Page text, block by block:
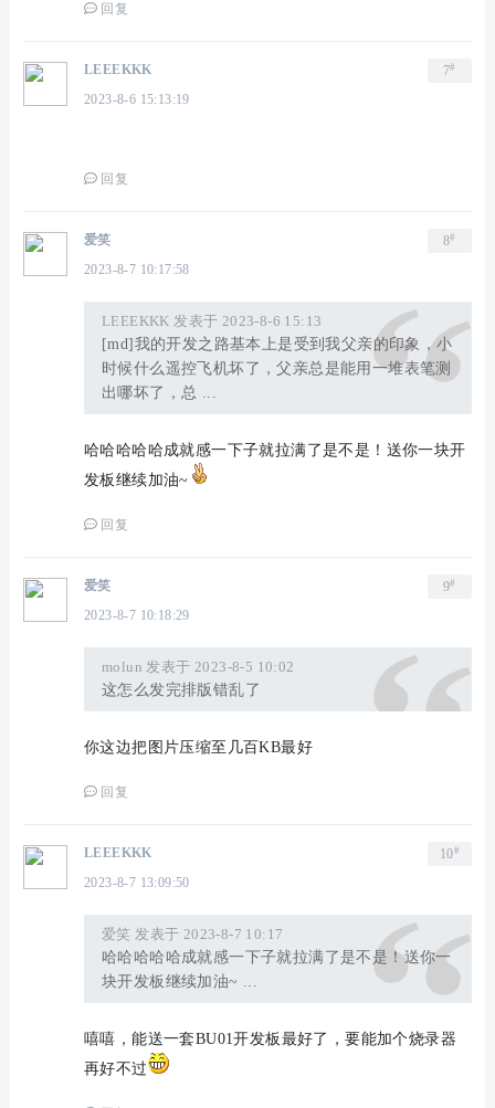
回复
7#
LEEEKKK
2023-8-6 15:13:19
回复
8#
爱笑
2023-8-7 10:17:58
LEEEKKK 发表于 2023-8-6 15:13
[md]我的开发之路基本上是受到我父亲的印象，小
时候什么遥控飞机坏了，父亲总是能用一堆表笔测
出哪坏了，总 ...
哈哈哈哈哈成就感一下子就拉满了是不是！送你一块开
发板继续加油~
回复
9#
爱笑
2023-8-7 10:18:29
molun 发表于 2023-8-5 10:02
这怎么发完排版错乱了
你这边把图片压缩至几百KB最好
回复
10#
LEEEKKK
2023-8-7 13:09:50
爱笑 发表于 2023-8-7 10:17
哈哈哈哈哈成就感一下子就拉满了是不是！送你一
块开发板继续加油~ ...
嘻嘻，能送一套BU01开发板最好了，要能加个烧录器
再好不过